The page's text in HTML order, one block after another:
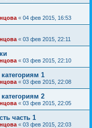
« 04 фев 2015, 16:53
« 03 фев 2015, 22:11
« 03 фев 2015, 22:10
1
« 03 фев 2015, 22:08
2
« 03 фев 2015, 22:05
часть 1
« 03 фев 2015, 22:03